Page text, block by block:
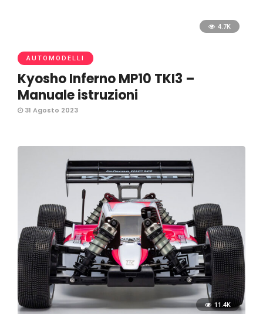
4.7K
AUTOMODELLI
Kyosho Inferno MP10 TKI3 –
Manuale istruzioni
31 Agosto 2023
11.4K